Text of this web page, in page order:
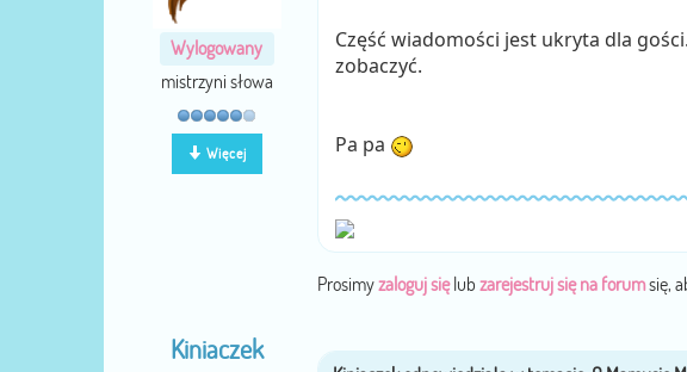
Wylogowany
mistrzyni słowa
Więcej
Część wiadomości jest ukryta dla
zobaczyć.
Pa pa
Prosimyzaloguj sięlub zarejestruj się na forumsię,
Kiniaczek